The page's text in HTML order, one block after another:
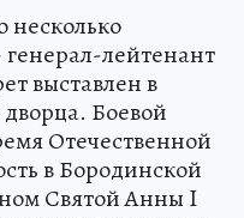
несколько
лейтенант
выставлен в
Боевой
Отечественной
в Бородинской
Святой Анны I